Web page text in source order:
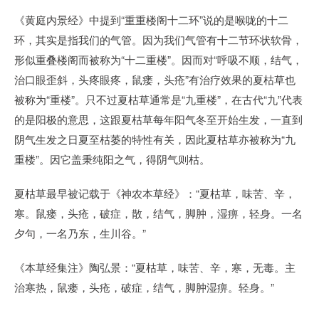
《黄庭内景经》中提到“重重楼阁十二环”说的是喉咙的十二
环，其实是指我们的气管。因为我们气管有十二节环状软骨，
形似重叠楼阁而被称为“十二重楼”。因而对“呼吸不顺，结气，
治口眼歪斜，头疼眼疼，鼠瘘，头疮”有治疗效果的夏枯草也
被称为“重楼”。只不过夏枯草通常是“九重楼”，在古代“九”代表
的是阳极的意思，这跟夏枯草每年阳气冬至开始生发，一直到
阴气生发之日夏至枯萎的特性有关，因此夏枯草亦被称为“九
重楼”。因它盖秉纯阳之气，得阴气则枯。
夏枯草最早被记载于《神农本草经》：“夏枯草，味苦、辛，
寒。鼠瘘，头疮，破症，散，结气，脚肿，湿痹，轻身。一名
夕句，一名乃东，生川谷。”
《本草经集注》陶弘景：“夏枯草，味苦、辛，寒，无毒。主
治寒热，鼠瘘，头疮，破症，结气，脚肿湿痹。轻身。”